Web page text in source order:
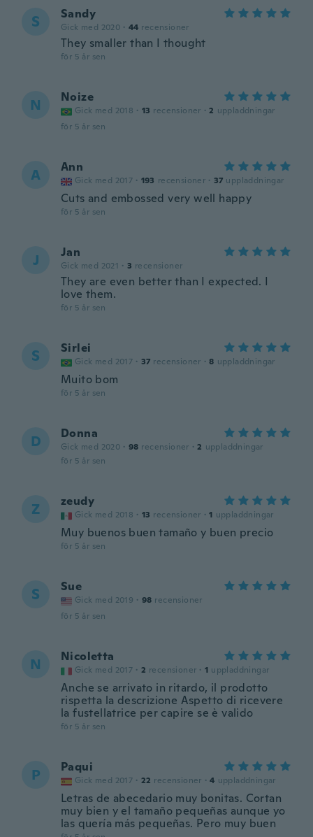
S Sandy
Gick med 2020 · 44 recensioner
They smaller than I thought
för 5 år sen
N Noize
Gick med 2018 · 13 recensioner · 2 uppladdningar
för 5 år sen
A Ann
Gick med 2017 · 193 recensioner · 37 uppladdningar
Cuts and embossed very well happy
för 5 år sen
J Jan
Gick med 2021 · 3 recensioner
They are even better than I expected. I
love them.
för 5 år sen
S Sirlei
Gick med 2017 · 37 recensioner · 8 uppladdningar
Muito bom
för 5 år sen
D Donna
Gick med 2020 · 98 recensioner · 2 uppladdningar
för 5 år sen
Z zeudy
Gick med 2018 · 13 recensioner · 1 uppladdningar
Muy buenos buen tamaño y buen precio
för 5 år sen
S Sue
Gick med 2019 · 98 recensioner
för 5 år sen
N Nicoletta
Gick med 2017 · 2 recensioner · 1 uppladdningar
Anche se arrivato in ritardo, il prodotto
rispetta la descrizione Aspetto di ricevere
la fustellatrice per capire se è valido
för 5 år sen
P Paqui
Gick med 2017 · 22 recensioner · 4 uppladdningar
Letras de abecedario muy bonitas. Cortan
muy bien y el tamaño pequeñas aunque yo
las quería más pequeñas. Pero muy buen